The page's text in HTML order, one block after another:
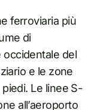
ferroviaria più
di
occidentale del
e le zone
Le linee S-
all’aeroporto